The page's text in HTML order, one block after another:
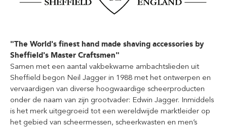
"The World's finest hand made shaving accessories by
Sheffield's Master Craftsmen"
Samen met een aantal vakbekwame ambachtslieden uit
Sheffield begon Neil Jagger in 1988 met het ontwerpen en
vervaardigen van diverse hoogwaardige scheerproducten
onder de naam van zijn grootvader: Edwin Jagger. Inmiddels
is het merk uitgegroeid tot een wereldwijde marktleider op
het gebied van scheermessen, scheerkwasten en men’s